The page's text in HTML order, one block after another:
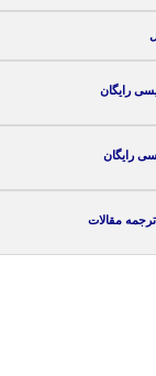
رایگان
رایگان
مقالات